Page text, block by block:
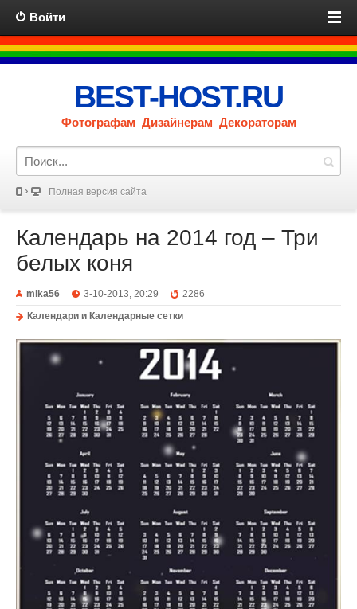
Войти
BEST-HOST.RU
Фотографам Дизайнерам Декораторам
Полная версия сайта
Календарь на 2014 год – Три
белых коня
mika56 3-10-2013, 20:29
2286
Календари и Календарные сетки